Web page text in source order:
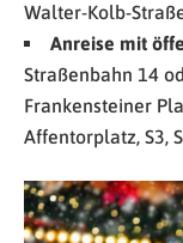
Walter-Kolb-
Anreise mit
Straßenbahn 14
Frankensteiner
Affentorplatz, S3,